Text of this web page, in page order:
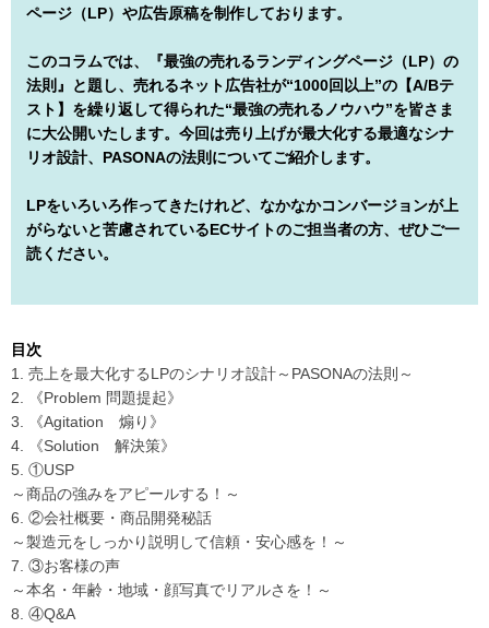
ページ（LP）や広告原稿を制作しております。
このコラムでは、『最強の売れるランディングページ（LP）の
法則』と題し、売れるネット広告社が“1000回以上”の【A/Bテ
スト】を繰り返して得られた“最強の売れるノウハウ”を皆さま
に大公開いたします。今回は売り上げが最大化する最適なシナ
リオ設計、PASONAの法則についてご紹介します。
LPをいろいろ作ってきたけれど、なかなかコンバージョンが上
がらないと苦慮されているECサイトのご担当者の方、ぜひご一
読ください。
目次
1. 売上を最大化するLPのシナリオ設計～PASONAの法則～
2. 《Problem 問題提起》
3. 《Agitation 煽り》
4. 《Solution 解決策》
5. ①USP
～商品の強みをアピールする！～
6. ②会社概要・商品開発秘話
～製造元をしっかり説明して信頼・安心感を！～
7. ③お客様の声
～本名・年齢・地域・顔写真でリアルさを！～
8. ④Q&A